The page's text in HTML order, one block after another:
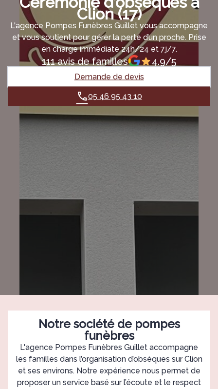
Clion (17)
L'agence Pompes Funèbres Guillet vous accompagne
et vous soutient pour gérer la perte d’un proche. Prise
en charge immédiate 24h/24 et 7j/7.
111 avis de familles 4.9/5
Demande de devis
05 46 95 43 10
Notre société de pompes
funèbres
L'agence Pompes Funèbres Guillet accompagne
les familles dans l’organisation d’obsèques sur Clion
et ses environs. Notre expérience nous permet de
proposer un service basé sur l’écoute et le respect